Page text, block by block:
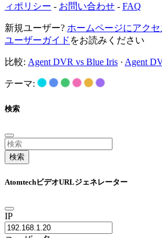
ィポリシー - お問い合わせ - FAQ
新規ユーザー? ホームページにアクセ
ユーザーガイド をお読みください
比較: Agent DVR vs Blue Iris · Agent
テーマ:
検索
検索
AtomtechビデオURLジェネレーター
IP